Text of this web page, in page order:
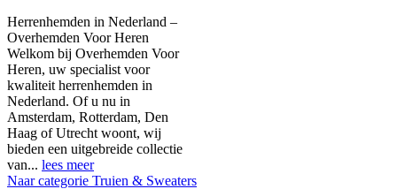
Herrenhemden in Nederland –
Overhemden Voor Heren
Welkom bij Overhemden Voor
Heren, uw specialist voor
kwaliteit herrenhemden in
Nederland. Of u nu in
Amsterdam, Rotterdam, Den
Haag of Utrecht woont, wij
bieden een uitgebreide collectie
van... lees meer
Naar categorie Truien & Sweaters